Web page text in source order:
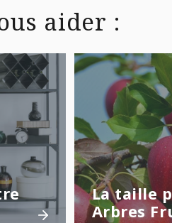
aider :
La taille
Arbres